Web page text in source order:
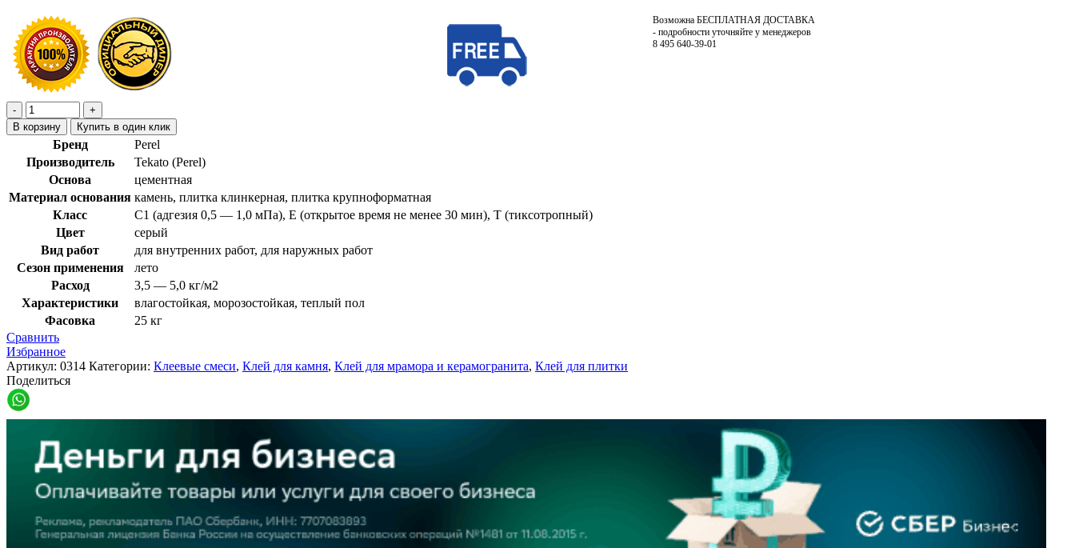
Возможна БЕСПЛАТНАЯ ДОСТАВКА
- подробности уточняйте у менеджеров
8 495 640-39-01
В корзину Купить в один клик
Бренд
Perel
Производитель
Tekato (Perel)
Основа
цементная
Материал основания камень, плитка клинкерная, плитка крупноформатная
Класс
C1 (адгезия 0,5 — 1,0 мПа), E (открытое время не менее 30 мин), Т (тиксотропный)
Цвет
серый
Вид работ
для внутренних работ, для наружных работ
Сезон применения
лето
Расход
3,5 — 5,0 кг/м2
Характеристики
влагостойкая, морозостойкая, теплый пол
Фасовка
25 кг
Сравнить
Избранное
Артикул: 0314 Категории: Клеевые смеси, Клей для камня, Клей для мрамора и керамогранита, Клей для плитки
Поделиться